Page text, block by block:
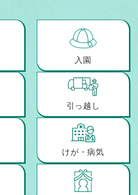
入園
引っ越し
けが・病気